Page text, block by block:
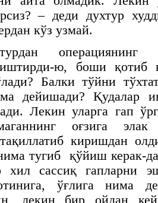
– деди духтур
кўз узмай.
операциянинг
ю, боши қотиб
Балки тўйни
дейишади? Қудалар
Лекин уларга гап
оғзига
киришдан
тугиб қўйиш керак-
сассиқ гапларни
ўғлига нима
лекин бир ойдан